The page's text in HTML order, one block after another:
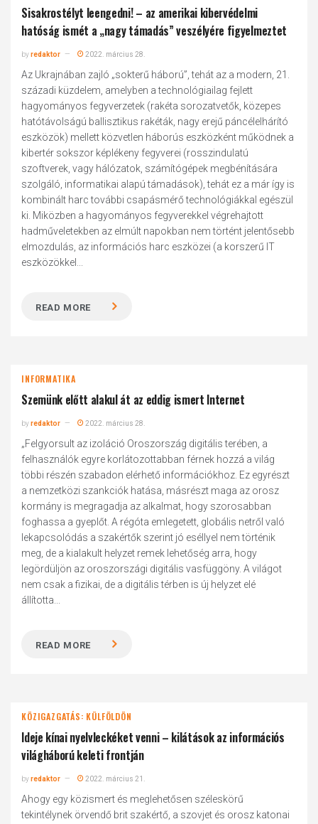
Sisakrostélyt leengedni! – az amerikai kibervédelmi
hatóság ismét a „nagy támadás” veszélyére figyelmeztet
byredaktor 2022. március 28.
Az Ukrajnában zajló „sokterű háború”, tehát az a modern, 21.
századi küzdelem, amelyben a technológiailag fejlett
hagyományos fegyverzetek (rakéta sorozatvetők, közepes
hatótávolságú ballisztikus rakéták, nagy erejű páncélelhárító
eszközök) mellett közvetlen háborús eszközként működnek a
kibertér sokszor képlékeny fegyverei (rosszindulatú
szoftverek, vagy hálózatok, számítógépek megbénítására
szolgáló, informatikai alapú támadások), tehát ez a már így is
kombinált harc további csapásmérő technológiákkal egészül
ki. Miközben a hagyományos fegyverekkel végrehajtott
hadműveletekben az elmúlt napokban nem történt jelentősebb
elmozdulás, az információs harc eszközei (a korszerű IT
eszközökkel...
READ MORE
INFORMATIKA
Szemünk előtt alakul át az eddig ismert Internet
byredaktor 2022. március 28.
„Felgyorsult az izoláció Oroszország digitális terében, a
felhasználók egyre korlátozottabban férnek hozzá a világ
többi részén szabadon elérhető információkhoz. Ez egyrészt
a nemzetközi szankciók hatása, másrészt maga az orosz
kormány is megragadja az alkalmat, hogy szorosabban
foghassa a gyeplőt. A régóta emlegetett, globális netről való
lekapcsolódás a szakértők szerint jó eséllyel nem történik
meg, de a kialakult helyzet remek lehetőség arra, hogy
legördüljön az oroszországi digitális vasfüggöny. A világot
nem csak a fizikai, de a digitális térben is új helyzet elé
állította...
READ MORE
KÖZIGAZGATÁS: KÜLFÖLDÖN
Ideje kínai nyelvleckéket venni – kilátások az információs
világháború keleti frontján
byredaktor 2022. március 21.
Ahogy egy közismert és meglehetősen széleskörű
tekintélynek örvendő brit szakértő, a szovjet és orosz katonai